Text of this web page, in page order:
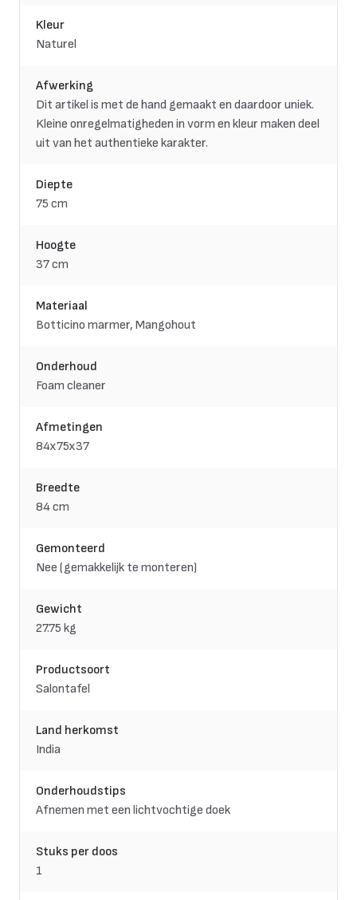
Kleur
Naturel
Afwerking
Dit artikel is met de hand gemaakt en daardoor uniek.
Kleine onregelmatigheden in vorm en kleur maken deel
uit van het authentieke karakter.
Diepte
75 cm
Hoogte
37 cm
Materiaal
Botticino marmer, Mangohout
Onderhoud
Foam cleaner
Afmetingen
84x75x37
Breedte
84 cm
Gemonteerd
Nee (gemakkelijk te monteren)
Gewicht
27.75 kg
Productsoort
Salontafel
Land herkomst
India
Onderhoudstips
Afnemen met een lichtvochtige doek
Stuks per doos
1